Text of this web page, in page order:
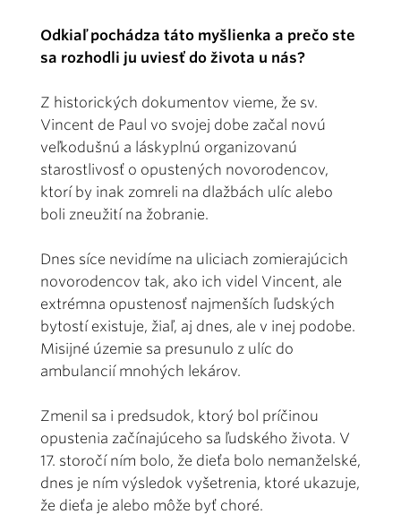
Odkiaľ pochádza táto myšlienka a prečo ste
sa rozhodli ju uviesť do života u nás?
Z historických dokumentov vieme, že sv.
Vincent de Paul vo svojej dobe začal novú
veľkodušnú a láskyplnú organizovanú
starostlivosť o opustených novorodencov,
ktorí by inak zomreli na dlažbách ulíc alebo
boli zneužití na žobranie.
Dnes síce nevidíme na uliciach zomierajúcich
novorodencov tak, ako ich videl Vincent, ale
extrémna opustenosť najmenších ľudských
bytostí existuje, žiaľ, aj dnes, ale v inej podobe.
Misijné územie sa presunulo z ulíc do
ambulancií mnohých lekárov.
Zmenil sa i predsudok, ktorý bol príčinou
opustenia začínajúceho sa ľudského života. V
17. storočí ním bolo, že dieťa bolo nemanželské,
dnes je ním výsledok vyšetrenia, ktoré ukazuje,
že dieťa je alebo môže byť choré.